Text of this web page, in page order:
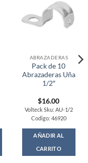
ABRAZADERAS
Pack de 10
Abrazaderas Uña
1/2″
$16.00
Volteck Sku: AU-1/2
Codigo: 46920
AÑADIR AL
CARRITO